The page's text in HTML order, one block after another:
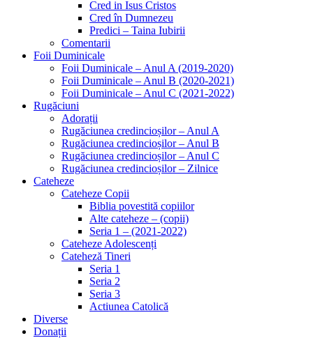
Cred in Isus Cristos
Cred în Dumnezeu
Predici – Taina Iubirii
Comentarii
Foii Duminicale
Foii Duminicale – Anul A (2019-2020)
Foii Duminicale – Anul B (2020-2021)
Foii Duminicale – Anul C (2021-2022)
Rugăciuni
Adorații
Rugăciunea credincioșilor – Anul A
Rugăciunea credincioșilor – Anul B
Rugăciunea credincioșilor – Anul C
Rugăciunea credincioșilor – Zilnice
Cateheze
Cateheze Copii
Biblia povestită copiilor
Alte cateheze – (copii)
Seria 1 – (2021-2022)
Cateheze Adolescenți
Cateheză Tineri
Seria 1
Seria 2
Seria 3
Actiunea Catolică
Diverse
Donații